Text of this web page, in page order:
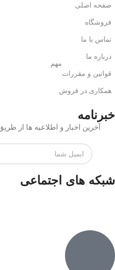
صفحه اصلی
فروشگاه
تماس با ما
درباره ما
قوانین و مقررات
مهم
همکاری در فروش
خبرنامه
آخرین اخبار و اطلاعیه ها از
شبکه های اجتماعی